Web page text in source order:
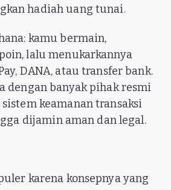
hadiah uang tunai.
kamu bermain,
lalu menukarkannya
DANA, atau transfer bank.
dengan banyak pihak resmi
keamanan transaksi
dijamin aman dan legal.
karena konsepnya yang